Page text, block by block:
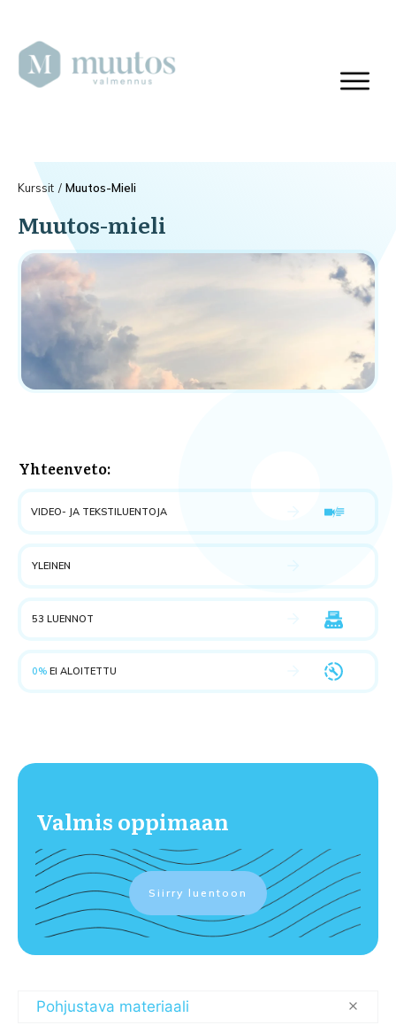
Kurssit / Muutos-Mieli
Muutos-mieli
Yhteenveto:
VIDEO- JA TEKSTILUENTOJA
YLEINEN
53 LUENNOT
0% EI ALOITETTU
Valmis oppimaan
Siirry luentoon
Pohjustava materiaali